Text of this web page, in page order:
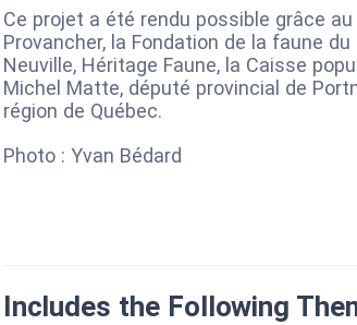
Ce projet a été rendu possible grâce
Provancher, la Fondation de la faune
Neuville, Héritage Faune, la Caisse
Michel Matte, député provincial de
région de Québec.
Photo : Yvan Bédard
Includes the Following